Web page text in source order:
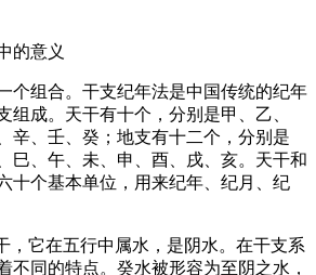
的意义
个组合。干支纪年法是中国传统的纪年
组成。天干有十个，分别是甲、乙、
辛、壬、癸；地支有十二个，分别是
巳、午、未、申、酉、戌、亥。天干和
十个基本单位，用来纪年、纪月、纪
，它在五行中属水，是阴水。在干支系
不同的特点。癸水被形容为至阴之水，